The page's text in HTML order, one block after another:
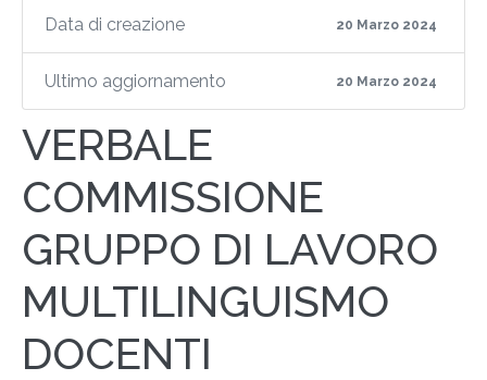
Data di creazione 20 Marzo 2024
Ultimo aggiornamento 20 Marzo 2024
VERBALE
COMMISSIONE
GRUPPO DI LAVORO
MULTILINGUISMO
DOCENTI